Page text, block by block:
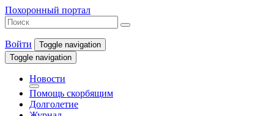
Похоронный портал
Войти
Toggle navigation
Toggle navigation
Новости
Помощь скорбящим
Долголетие